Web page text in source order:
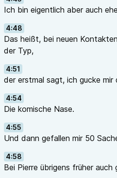
Ich bin eigentlich aber auch
4:48
Das heißt, bei neuen
der Typ,
4:51
der erstmal sagt, ich gucke mir
4:54
Die komische Nase.
4:55
Und dann gefallen mir 50
4:58
Bei Pierre übrigens früher auch